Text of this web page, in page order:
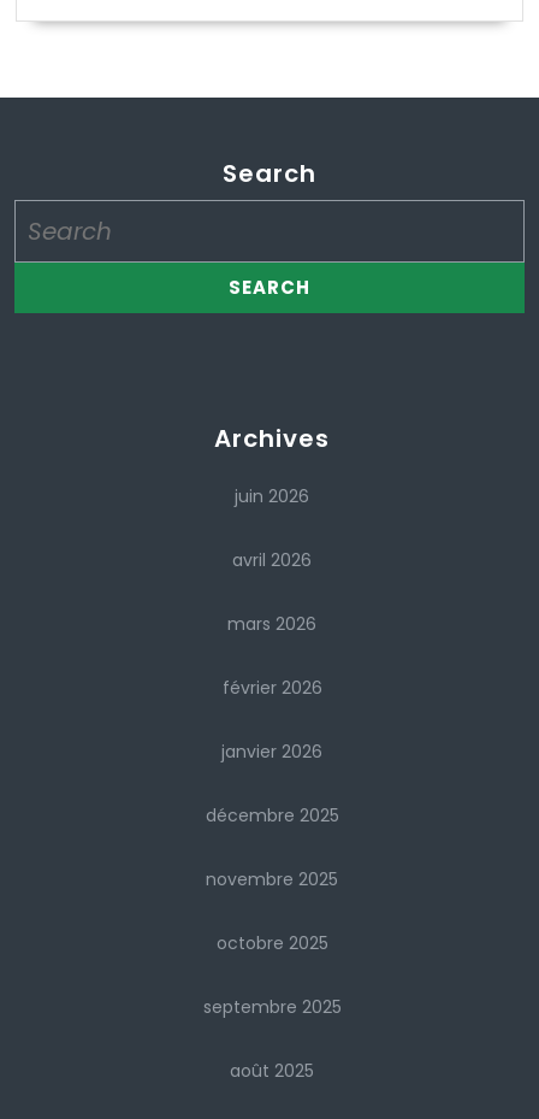
Search
for:
Archives
juin 2026
avril 2026
mars 2026
février 2026
janvier 2026
décembre 2025
novembre 2025
octobre 2025
septembre 2025
août 2025